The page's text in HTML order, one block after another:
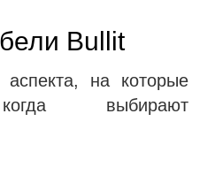
Bullit
на которые
выбирают